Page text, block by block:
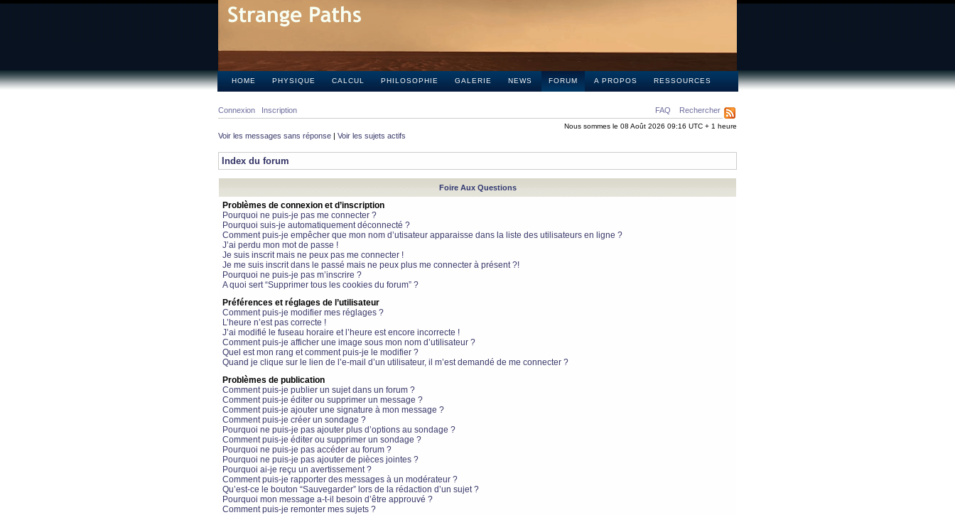
HOME PHYSIQUE CALCUL PHILOSOPHIE GALERIE NEWS FORUM A PROPOS RESSOURCES
FAQ Rechercher
Connexion Inscription
Nous sommes le 08 Août 2026 09:16 UTC + 1 heure
Voir les messages sans réponse | Voir les sujets actifs
Index du forum
Foire Aux Questions
Problèmes de connexion et d’inscription
Pourquoi ne puis-je pas me connecter ?
Pourquoi suis-je automatiquement déconnecté ?
Comment puis-je empêcher que mon nom d’utisateur apparaisse dans la liste des utilisateurs en ligne ?
J’ai perdu mon mot de passe !
Je suis inscrit mais ne peux pas me connecter !
Je me suis inscrit dans le passé mais ne peux plus me connecter à présent ?!
Pourquoi ne puis-je pas m’inscrire ?
A quoi sert “Supprimer tous les cookies du forum” ?
Préférences et réglages de l’utilisateur
Comment puis-je modifier mes réglages ?
L’heure n’est pas correcte !
J’ai modifié le fuseau horaire et l’heure est encore incorrecte !
Comment puis-je afficher une image sous mon nom d’utilisateur ?
Quel est mon rang et comment puis-je le modifier ?
Quand je clique sur le lien de l’e-mail d’un utilisateur, il m’est demandé de me connecter ?
Problèmes de publication
Comment puis-je publier un sujet dans un forum ?
Comment puis-je éditer ou supprimer un message ?
Comment puis-je ajouter une signature à mon message ?
Comment puis-je créer un sondage ?
Pourquoi ne puis-je pas ajouter plus d’options au sondage ?
Comment puis-je éditer ou supprimer un sondage ?
Pourquoi ne puis-je pas accéder au forum ?
Pourquoi ne puis-je pas ajouter de pièces jointes ?
Pourquoi ai-je reçu un avertissement ?
Comment puis-je rapporter des messages à un modérateur ?
Qu’est-ce le bouton “Sauvegarder” lors de la rédaction d’un sujet ?
Pourquoi mon message a-t-il besoin d’être approuvé ?
Comment puis-je remonter mes sujets ?